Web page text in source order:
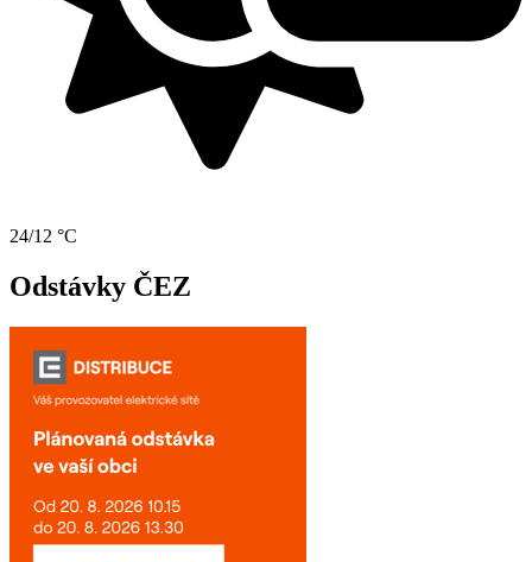
24/12 °C
Odstávky ČEZ